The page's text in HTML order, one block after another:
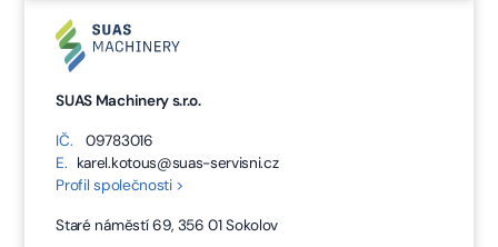
SUAS Machinery s.r.o.
IČ.
09783016
E. karel.kotous@suas-servisni.cz
Profil společnosti >
Staré náměstí 69, 356 01 Sokolov